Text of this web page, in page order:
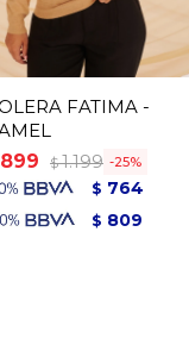
FATIMA -
899
$ 1.199 25
$ 764
$ 809